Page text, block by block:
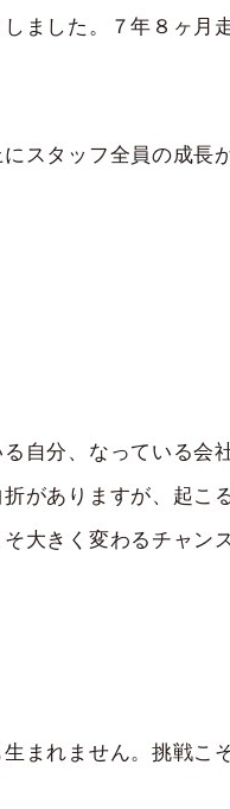
ました。７年８ヶ月
スタッフ全員の成長
自分、なっている会
がありますが、起こ
大きく変わるチャン
まれません。挑戦こ